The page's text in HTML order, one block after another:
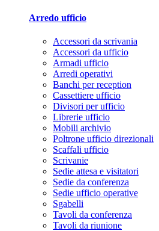
Arredo ufficio
Accessori da scrivania
Accessori da ufficio
Armadi ufficio
Arredi operativi
Banchi per reception
Cassettiere ufficio
Divisori per ufficio
Librerie ufficio
Mobili archivio
Poltrone ufficio direzionali
Scaffali ufficio
Scrivanie
Sedie attesa e visitatori
Sedie da conferenza
Sedie ufficio operative
Sgabelli
Tavoli da conferenza
Tavoli da riunione